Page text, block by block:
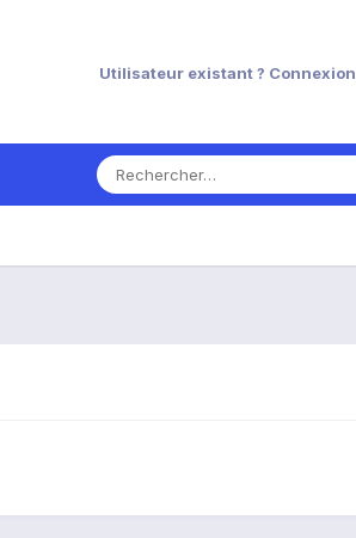
Utilisateur existant ? Connexion